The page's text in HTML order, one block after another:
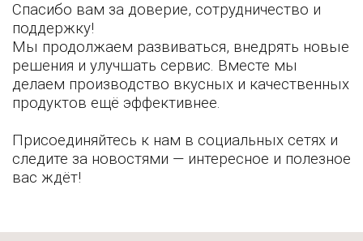
Спасибо вам за доверие, сотрудничество и
поддержку!
Мы продолжаем развиваться, внедрять новые
решения и улучшать сервис. Вместе мы
делаем производство вкусных и качественных
продуктов ещё эффективнее.
Присоединяйтесь к нам в социальных сетях и
следите за новостями — интересное и полезное
вас ждёт!